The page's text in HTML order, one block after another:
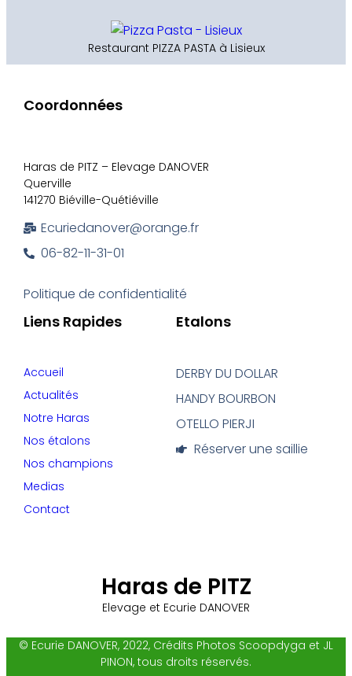
Restaurant PIZZA PASTA à Lisieux
Haras de PITZ
Elevage et Ecurie DANOVER
Etalons
DERBY DU DOLLAR
HANDY BOURBON
OTELLO PIERJI
Réserver une saillie
Liens Rapides
Accueil
Actualités
Notre Haras
Nos étalons
Nos champions
Medias
Contact
Coordonnées
Haras de PITZ – Elevage DANOVER
Querville
141270 Biéville-Quétiéville
Ecuriedanover@orange.fr
06-82-11-31-01
Politique de confidentialité
© Ecurie DANOVER, 2022, Crédits Photos Scoopdyga et JL
PINON, tous droits réservés.